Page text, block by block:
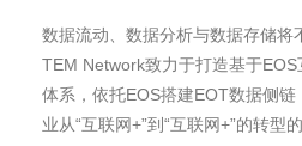
数据流动、数据分析与数据存储将
TEM Network致力于打造基于
体系，依托EOS搭建EOT数据侧
业从“互联网+”到“互联网+”的转型